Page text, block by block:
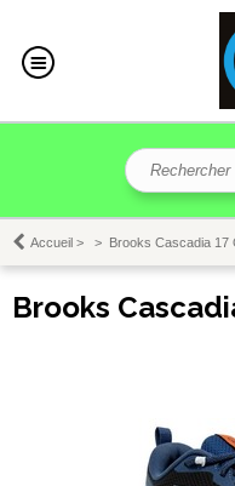
Accueil > > Brooks Cascadia 17
Brooks